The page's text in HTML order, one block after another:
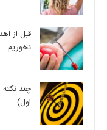
قبل از
نخوریم
چند
اول)